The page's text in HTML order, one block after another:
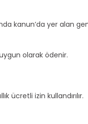
kanun’da yer alan
olarak ödenir.
ücretli izin kullandırılır.